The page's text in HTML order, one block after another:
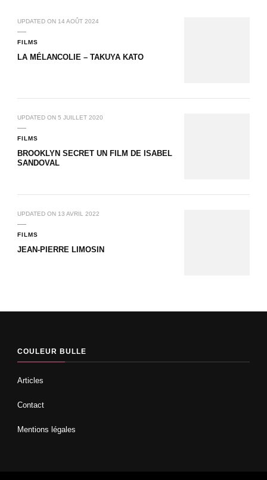
UPDATED ON 14 AOÛT 2024
FILMS
LA MÉLANCOLIE – TAKUYA KATO
UPDATED ON 5 JUILLET 2020
FILMS
BROOKLYN SECRET UN FILM DE ISABEL
SANDOVAL
UPDATED ON 13 AVRIL 2022
FILMS
JEAN-PIERRE LIMOSIN
COULEUR BULLE
Articles
Contact
Mentions légales